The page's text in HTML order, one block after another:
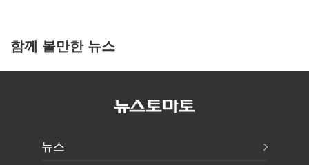
함께 볼만한 뉴스
뉴스